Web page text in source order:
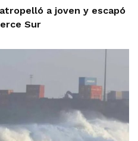
a joven y escapó
Sur